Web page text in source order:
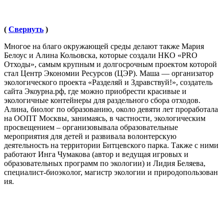
( Свернуть )
Многое на благо окружающей среды делают также Мария
Белоус и Алина Кольовска, которые создали НКО «PRO
Отходы», самым крупным и долгосрочным проектом которой
стал Центр Экономии Ресурсов (ЦЭР). Маша — организатор
экологического проекта «Разделяй и Здравствуй!», создатель
сайта Экоурна.рф, где можно приобрести красивые и
экологичные контейнеры для раздельного сбора отходов.
Алина, биолог по образованию, около девяти лет проработала
на ООПТ Москвы, занимаясь, в частности, экологическим
просвещением – организовывала образовательные
мероприятия для детей и развивала волонтерскую
деятельность на территории Битцевского парка. Также с ними
работают Инга Чумакова (автор и ведущая игровых и
образовательных программ по экологии) и Лидия Беляева,
специалист-биоэколог, магистр экологии и природопользован
ия.